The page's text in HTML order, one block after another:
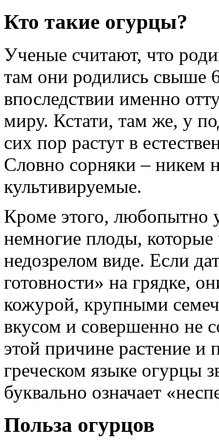
Кто такие огурцы?
Ученые считают, что
там они родились свыше
впоследствии именно
миру. Кстати, там же, у
сих пор растут в
Словно сорняки – никем
культивируемые.
Кроме этого, любопытно
немногие плоды, которые
недозрелом виде. Если
готовности» на грядке,
кожурой, крупными
вкусом и совершенно не
этой причине растение и
греческом языке огурцы
буквально означает
Польза огурцов